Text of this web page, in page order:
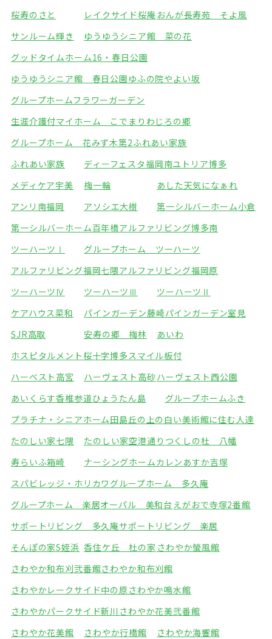
桜寿のさと
レイクサイド桜庵 おんが長寿苑 そよ風
サンルーム輝き
ゆうゆうシニア館 菜の花
グッドタイムホーム16・春日公園
ゆうゆうシニア館 春日公園 ゆふの院やよい坂
グループホームフラワーガーデン
生涯介護付マイホーム こでまり わじろの郷
グループホーム 花みず木第2ふれあい家族
ふれあい家族
ディーフェスタ福岡南ユトリア博多
メディケア宇美
梅一輪
あした天気になぁれ
アンリ南福岡
アソシエ大樹
第一シルバーホーム小倉
第一シルバーホーム百年橋アルファリビング博多南
ツーハーツⅠ
グループホーム ツーハーツ
アルファリビング福岡七隈アルファリビング福岡原
ツーハーツⅣ
ツーハーツⅢ
ツーハーツⅡ
ケアハウス菜和
パインガーデン藤崎パインガーデン室見
SJR高取
安寿の郷 梅林
あいわ
ホスピタルメント桜十字博多スマイル板付
ハーベスト高宮
ハーヴェスト高砂 ハーヴェスト西公園
あいくらす香椎参道ひょうたん島
グループホームふき
プラチナ・シニアホーム田島丘の上の白い美術館に住む人達
たのしい家七隈
たのしい家空港通り つくしの杜 八幡
寿らいふ箱崎
ナーシングホームカレン あすか吉塚
スパビレッジ・ホリカワ グループホーム 多久庵
グループホーム 楽居オーパル 美和台 えがおで寺塚2番館
サポートリビング 多久庵サポートリビング 楽居
そんぽの家S姪浜 香住ケ丘 杜の家 さわやか螢風館
さわやか和布刈弐番館さわやか和布刈館
さわやかレークサイド中の原さわやか鳴水館
さわやかパークサイド新川 さわやか花美弐番館
さわやか花美館
さわやか行橋館
さわやか海響館